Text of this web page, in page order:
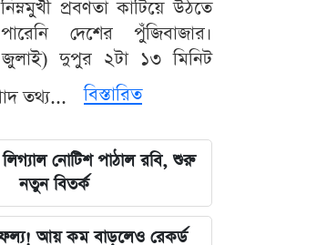
নিম্নমুখী প্রবণতা কাটিয়ে উঠতে
পারেনি দেশের পুঁজিবাজার।
দুপুর ২টা ১৩ মিনিট
তথ্য...
বিস্তারিত
নোটিশ পাঠাল রবি, শুরু
নতুন বিতর্ক
আয় কম বাড়লেও রেকর্ড